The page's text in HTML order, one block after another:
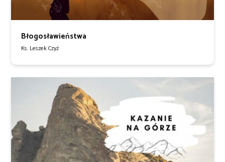
Błogosławieństwa
Ks. Leszek Czyż